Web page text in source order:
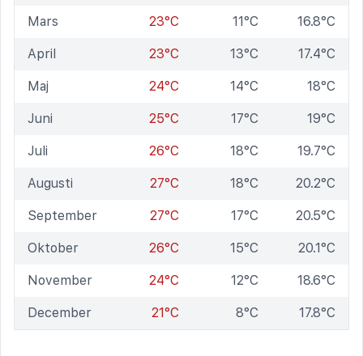
Mars 23°C 11°C 16.8°C
April 23°C 13°C 17.4°C
Maj 24°C 14°C 18°C
Juni 25°C 17°C 19°C
Juli 26°C 18°C 19.7°C
Augusti 27°C 18°C 20.2°C
September 27°C 17°C 20.5°C
Oktober 26°C 15°C 20.1°C
November 24°C 12°C 18.6°C
December 21°C 8°C 17.8°C